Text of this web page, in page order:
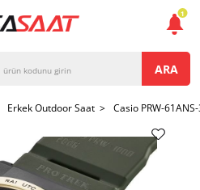
ARA
Erkek Outdoor Saat > Casio PRW-
1